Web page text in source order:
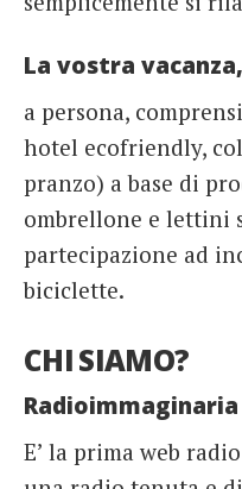
La vostra
a persona,
hotel ecofriendly,
pranzo) a base di
ombrellone e lettini
partecipazione ad
biciclette.
CHI SIAMO?
Radioimmaginaria
E’ la prima web